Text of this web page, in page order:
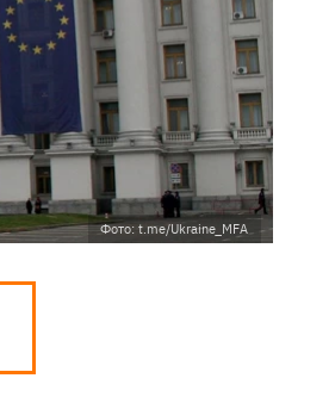
Фото: t.me/Ukraine_MFA